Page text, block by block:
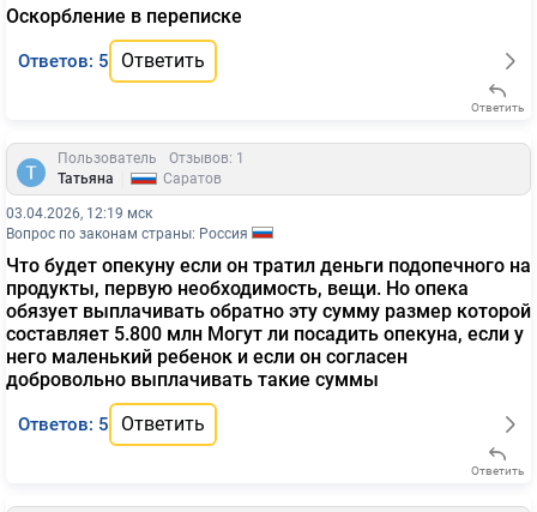
Оскорбление в переписке
Ответов: 5 Ответить
Ответить
Пользователь
Отзывов: 1
Татьяна
Саратов
03.04.2026, 12:19 мск
Вопрос по законам страны: Россия
Что будет опекуну если он тратил деньги подопечного на
продукты, первую необходимость, вещи. Но опека
обязует выплачивать обратно эту сумму размер которой
составляет 5.800 млн Могут ли посадить опекуна, если у
него маленький ребенок и если он согласен
добровольно выплачивать такие суммы
Ответов: 5 Ответить
Ответить